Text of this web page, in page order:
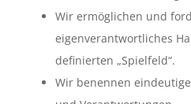
Wir ermöglichen und
eigenverantwortliches
definierten „Spielfeld“.
Wir benennen